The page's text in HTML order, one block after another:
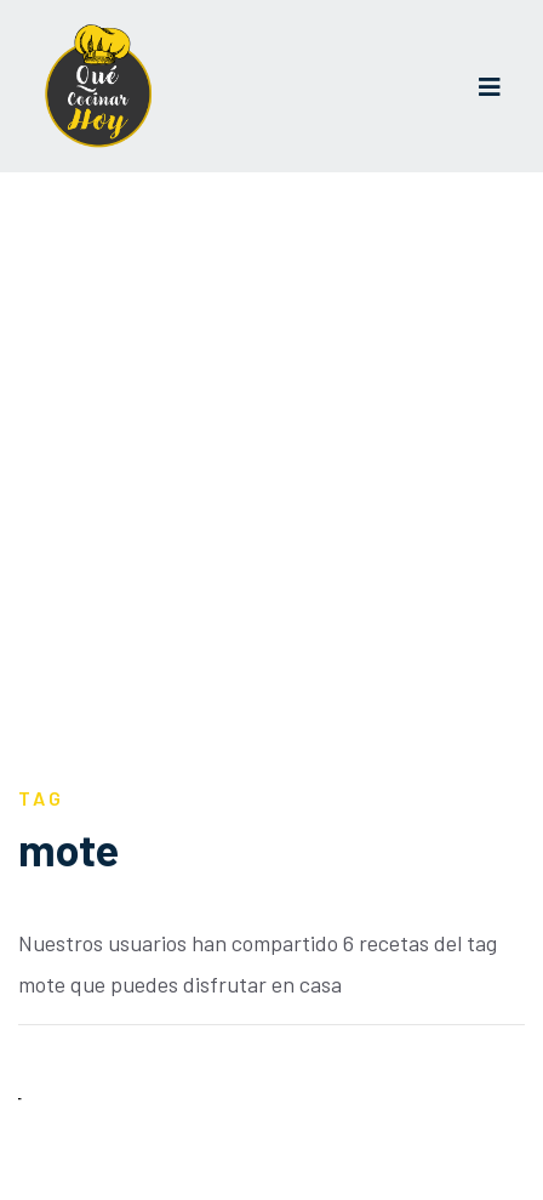
TAG
mote
Nuestros usuarios han compartido 6 recetas del tag
mote que puedes disfrutar en casa